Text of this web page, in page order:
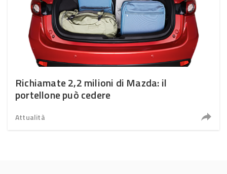
Richiamate 2,2 milioni di Mazda: il
portellone può cedere
Attualità